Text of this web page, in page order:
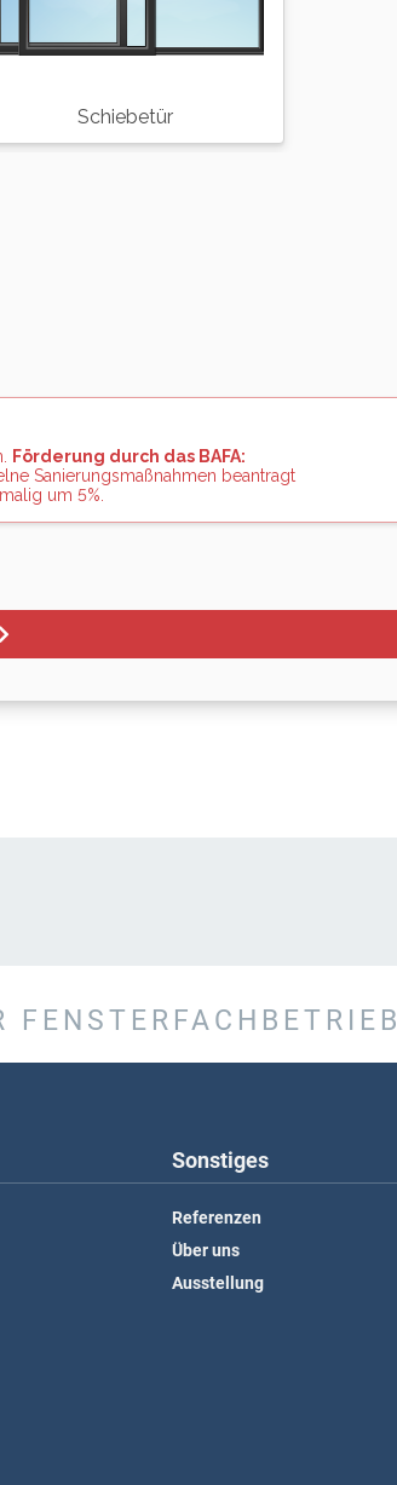
FENSTERFACHBETRIEB
Sonstiges
Referenzen
Über uns
Ausstellung